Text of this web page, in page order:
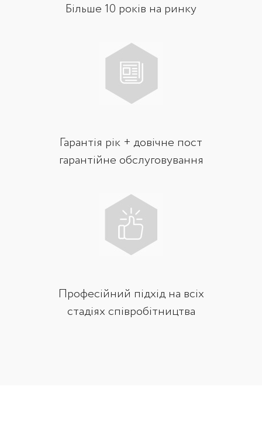
Більше 10 років на ринку
Гарантія рік + довічне пост
гарантійне обслуговування
Професійний підхід на всіх
стадіях співробітництва